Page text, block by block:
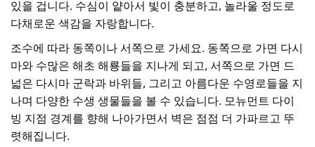
있을 겁니다. 수심이 얕아서 빛이 충분하고, 놀라울 정도로
다채로운 색감을 자랑합니다.
조수에 따라 동쪽이나 서쪽으로 가세요. 동쪽으로 가면 다시
마와 수많은 해초 해룡들을 지나게 되고, 서쪽으로 가면 드
넓은 다시마 군락과 바위들, 그리고 아름다운 수영로들을 지
나며 다양한 수생 생물들을 볼 수 있습니다. 모뉴먼트 다이
빙 지점 경계를 향해 나아가면서 벽은 점점 더 가파르고 뚜
렷해집니다.